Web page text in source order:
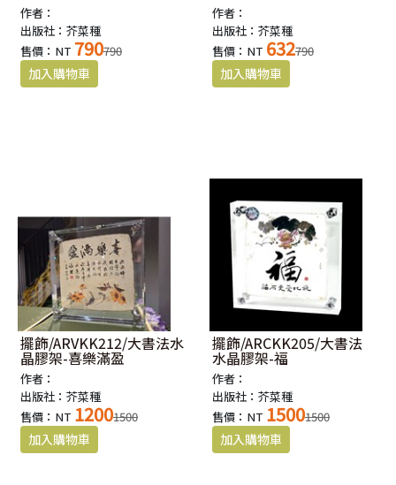
作者：
出版社：芥菜種
售價：NT 790790
作者：
出版社：芥菜種
售價：NT 632790
擺飾/ARVKK212/大書法水
晶膠架-喜樂滿盈
作者：
出版社：芥菜種
售價：NT 12001500
擺飾/ARCKK205/大書法
水晶膠架-福
作者：
出版社：芥菜種
售價：NT 15001500